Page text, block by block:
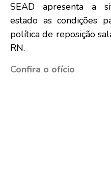
SEAD apresenta a
estado as condições
política de reposição
RN.
Confira o ofício